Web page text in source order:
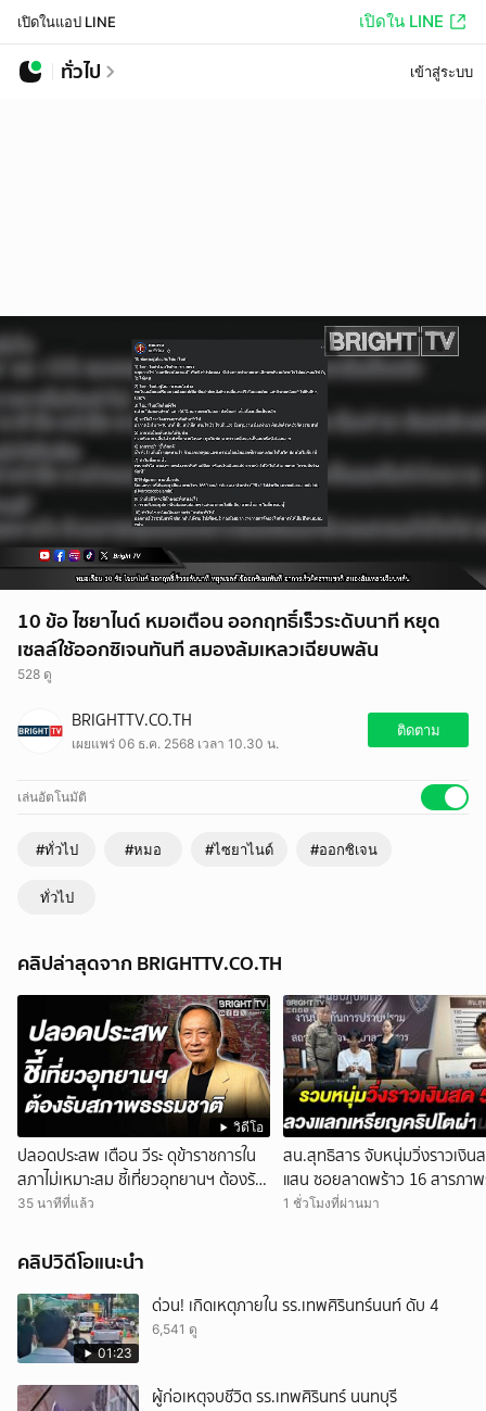
เปิดในแอป LINE เปิดใน LINE
ทั่วไป เข้าสู่ระบบ
10 ข้อ ไซยาไนด์ หมอเตือน ออกฤทธิ์เร็วระดับนาที หยุด
เซลล์ใช้ออกซิเจนทันที สมองล้มเหลวเฉียบพลัน
528 ดู
BRIGHTTV.CO.TH
เผยแพร่ 06 ธ.ค. 2568 เวลา 10.30 น.
ติดตาม
เล่นอัตโนมัติ
#ทั่วไป #หมอ #ไซยาไนด์ #ออกซิเจน
ทั่วไป
คลิปล่าสุดจาก BRIGHTTV.CO.TH
วิดีโอ
ปลอดประสพ เตือน วีระ ดุข้าราชการใน
สภาไม่เหมาะสม ชี้เที่ยวอุทยานฯ ต้องรับ
สภาพธรรมชาติ
35 นาทีที่แล้ว
สน.สุทธิสาร จับหนุ่มวิ่งราวเงิน
แสน ซอยลาดพร้าว 16 สารภา
แลกเหรียญคริปโตผ่านแอปฯ
1 ชั่วโมงที่ผ่านมา
คลิปวิดีโอแนะนำ
01:23
ด่วน! เกิดเหตุภายใน รร.เทพศิรินทร์นนท์ ดับ 4
6,541 ดู
ผู้ก่อเหตุจบชีวิต รร.เทพศิรินทร์ นนทบุรี